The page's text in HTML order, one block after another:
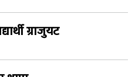
ग्राजुयट